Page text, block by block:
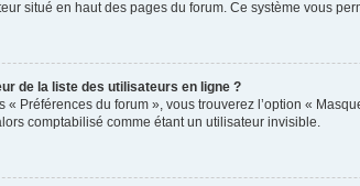
situé en haut des pages du forum. Ce système vous
de la liste des utilisateurs en ligne ?
« Préférences du forum », vous trouverez l’option «
comptabilisé comme étant un utilisateur invisible.